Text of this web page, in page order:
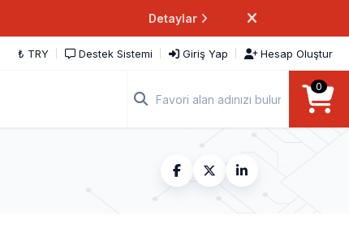
Detaylar
₺ TRY Destek Sistemi Giriş Yap Hesap Oluştur
0